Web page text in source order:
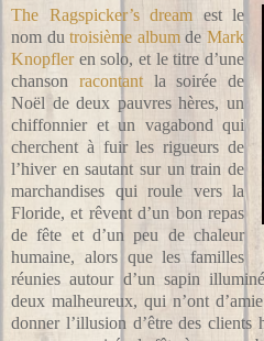
The Ragspicker’s dream est le
nom du troisième albumdeMark
Knopfleren solo, et le titre d’une
chanson racontantla soirée de
Noël de deux pauvres hères, un
chiffonnier et un vagabond qui
cherchent à fuir les rigueurs de
l’hiver en sautant sur un train de
marchandises qui roule vers la
Floride, et rêvent d’un bon repas
de fête et d’un peu de chaleur
humaine, alors que les familles
réunies autour d’un sapin
deux malheureux, qui n’ont
donner l’illusion d’être des clients